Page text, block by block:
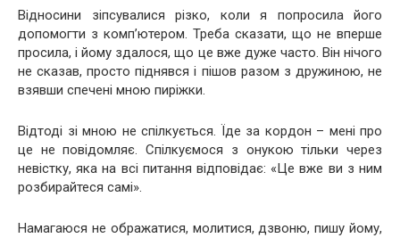
Відносини зіпсувалися різко, коли я попросила його
допомогти з комп’ютером. Треба сказати, що не вперше
просила, і йому здалося, що це вже дуже часто. Він нічого
не сказав, просто піднявся і пішов разом з дружиною, не
взявши спечені мною пиріжки.
Відтоді зі мною не спілкується. Їде за кордон – мені про
це не повідомляє. Спілкуємося з онукою тільки через
невістку, яка на всі питання відповідає: «Це вже ви з ним
розбирайтеся самі».
Намагаюся не ображатися, молитися, дзвоню, пишу йому,